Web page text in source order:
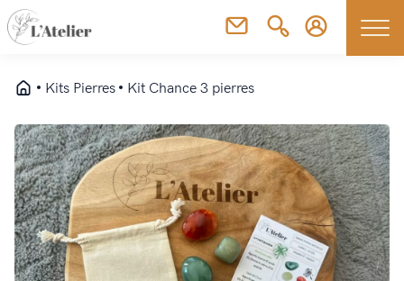
Kits Pierres Kit Chance 3 pierres